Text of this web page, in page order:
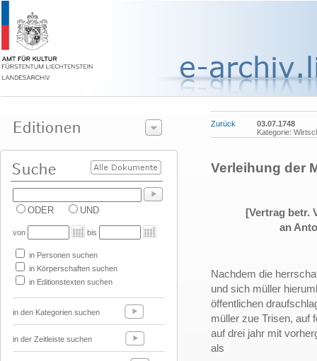
ODER UND
von bis
in Personen suchen
in Körperschaften suchen
in Editionstexten suchen
in den Kategorien suchen
in der Zeitleiste suchen
Zurück
03.07.1748
Kategorie:
Verleihung der
[Vertrag betr.
an
Nachdem die
und sich müller
öffentlichen
müller zue Trisen, auf
auf drei jahr mit
als